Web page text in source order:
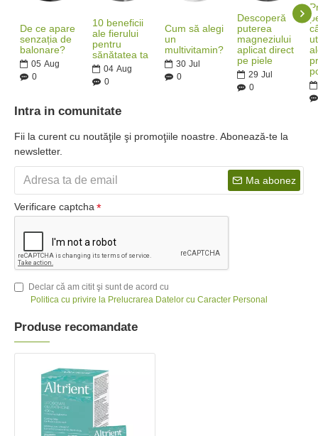
De ce apare
senzația de
balonare?
05 Aug
0
10 beneficii
ale fierului
pentru
sănătatea ta
04 Aug
0
Cum să alegi
un
multivitamin?
30 Jul
0
Descoperă
puterea
magneziului
aplicat direct
pe piele
29 Jul
0
Intra in comunitate
Fii la curent cu noutăţile şi promoţiile noastre. Abonează-te la
newsletter.
Ma abonez
Verificare captcha
Declar că am citit şi sunt de acord cu
Politica cu privire la Prelucrarea Datelor cu Caracter Personal
Produse recomandate